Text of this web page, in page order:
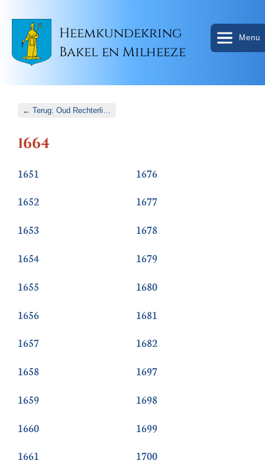
Heemkundekring
Bakel en Milheeze
Menu
1664
1651
1652
1653
1654
1655
1656
1657
1658
1659
1660
1661
1676
1677
1678
1679
1680
1681
1682
1697
1698
1699
1700